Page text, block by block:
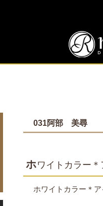
031阿部 美尋
ホワイトカラー
ホワイトカラー＊